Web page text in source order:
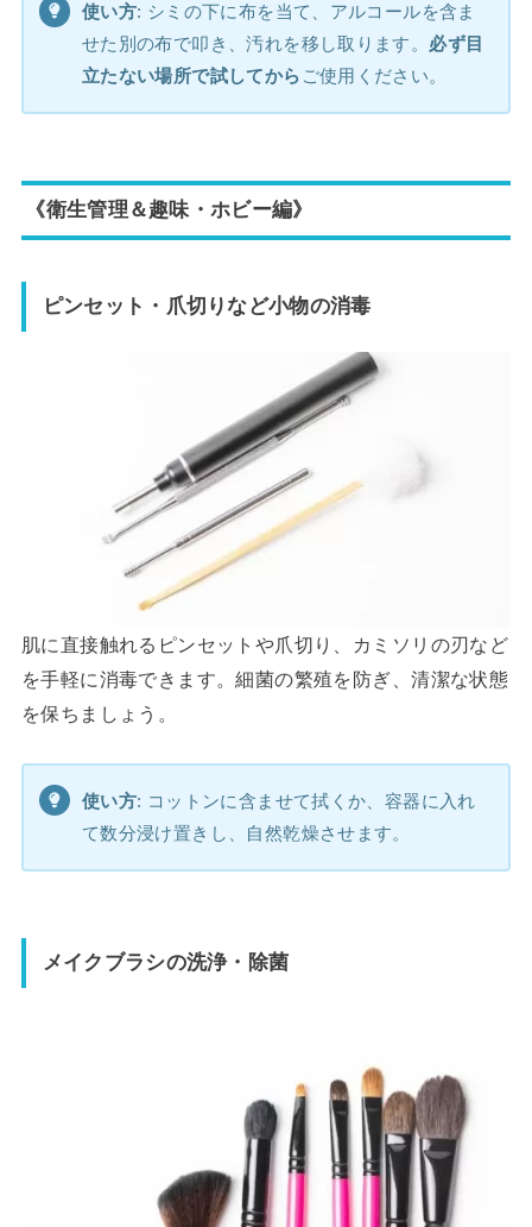
使い方: シミの下に布を当て、アルコールを含ま
せた別の布で叩き、汚れを移し取ります。 必ず目
立たない場所で試してから ご使用ください。
《衛生管理＆趣味・ホビー編》
ピンセット・爪切りなど小物の消毒
肌に直接触れるピンセットや爪切り、カミソリの刃など
を手軽に消毒できます。細菌の繁殖を防ぎ、清潔な状態
を保ちましょう。
使い方: コットンに含ませて拭くか、容器に入れ
て数分浸け置きし、自然乾燥させます。
メイクブラシの洗浄・除菌